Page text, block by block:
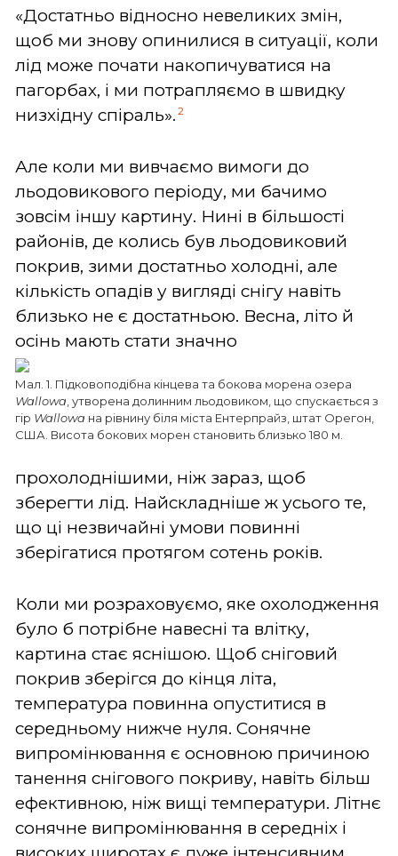
«Достатньо відносно невеликих змін,
щоб ми знову опинилися в ситуації, коли
лід може почати накопичуватися на
пагорбах, і ми потрапляємо в швидку
низхідну спіраль». 2
Але коли ми вивчаємо вимоги до
льодовикового періоду, ми бачимо
зовсім іншу картину. Нині в більшості
районів, де колись був льодовиковий
покрив, зими достатньо холодні, але
кількість опадів у вигляді снігу навіть
близько не є достатньою. Весна, літо й
осінь
Мал. 1. Підковоподібна кінцева та бокова морена озера
Wallowa , утворена долинним льодовиком, що спускається з
гір Wallowa на рівнину біля міста Ентерпрайз, штат Орегон,
США. Висота бокових морен становить близько 180 м.
мають стати значно
прохолоднішими, ніж зараз, щоб
зберегти лід. Найскладніше ж усього те,
що ці незвичайні умови повинні
зберігатися протягом сотень років.
Коли ми розраховуємо, яке охолодження
було б потрібне навесні та влітку,
картина стає яснішою. Щоб сніговий
покрив зберігся до кінця літа,
температура повинна опуститися в
середньому нижче нуля. Сонячне
випромінювання є основною причиною
танення снігового покриву, навіть більш
ефективною, ніж вищі температури. Літнє
сонячне випромінювання в середніх і